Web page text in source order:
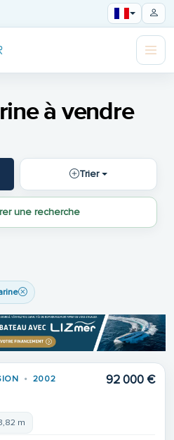
à vendre
Trier
une recherche
2002 92 000 €
m